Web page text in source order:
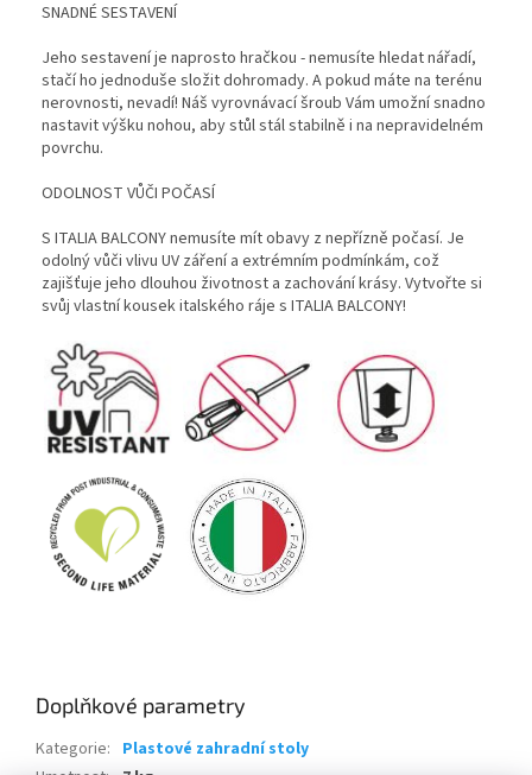
SNADNÉ SESTAVENÍ
Jeho sestavení je naprosto hračkou - nemusíte hledat nářadí,
stačí ho jednoduše složit dohromady. A pokud máte na terénu
nerovnosti, nevadí! Náš vyrovnávací šroub Vám umožní snadno
nastavit výšku nohou, aby stůl stál stabilně i na nepravidelném
povrchu.
ODOLNOST VŮČI POČASÍ
S ITALIA BALCONY nemusíte mít obavy z nepřízně počasí. Je
odolný vůči vlivu UV záření a extrémním podmínkám, což
zajišťuje jeho dlouhou životnost a zachování krásy. Vytvořte si
svůj vlastní kousek italského ráje s ITALIA BALCONY!
Doplňkové parametry
Kategorie: Plastové zahradní stoly